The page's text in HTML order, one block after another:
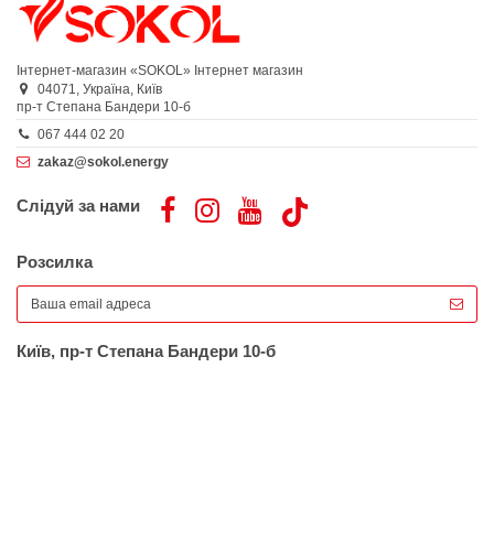
Інтернет-магазин «SOKOL» Інтернет магазин
04071, Україна, Київ
пр-т Степана Бандери 10-б
067 444 02 20
zakaz@sokol.energy
Слідуй за нами
Розсилка
Київ, пр-т Степана Бандери 10-б